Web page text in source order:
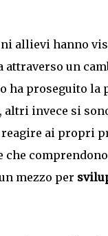
allievi hanno
attraverso un
ha proseguito la
invece si
reagire ai propri
che
mezzo per